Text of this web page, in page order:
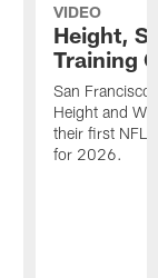
VIDEO
Height,
Training
San Francisco
Height and
their first NFL
for 2026.